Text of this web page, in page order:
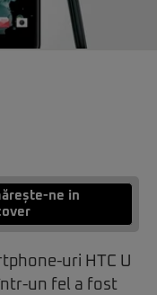
ne in
uri HTC U
un fel a fost